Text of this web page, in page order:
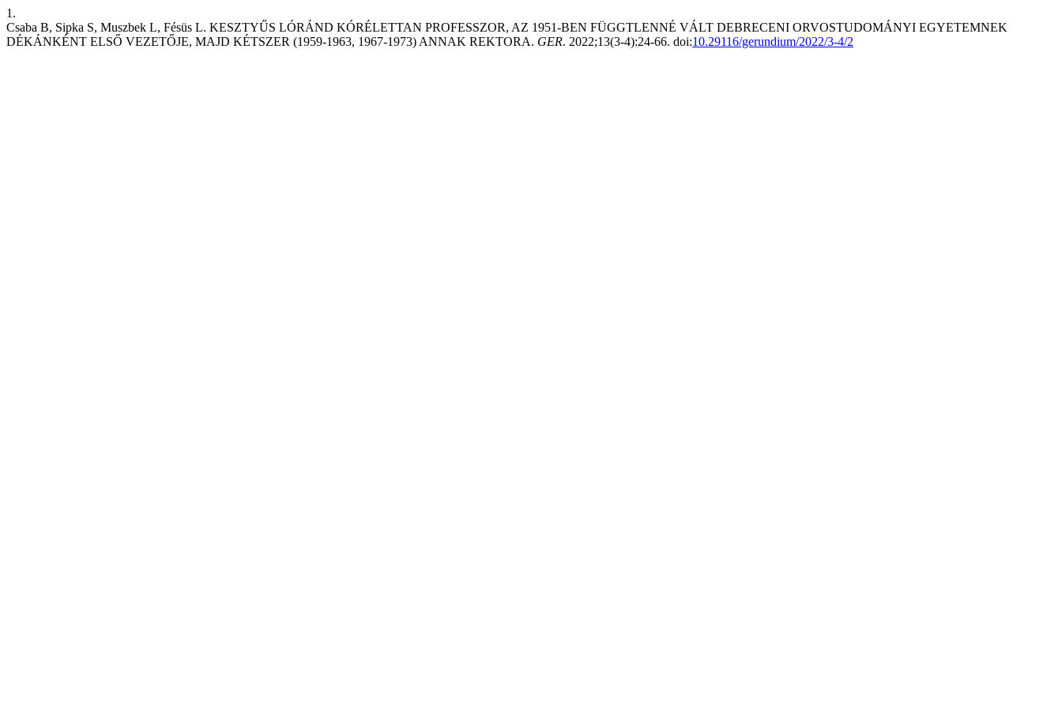
1.
Csaba B, Sipka S, Muszbek L, Fésüs L. KESZTYŰS LÓRÁND KÓRÉLETTAN PROFESSZOR, AZ 1951-BEN FÜGGTLENNÉ VÁLT DEBRECENI ORVOSTUDOMÁNYI EGYETEMNEK
DÉKÁNKÉNT ELSŐ VEZETŐJE, MAJD KÉTSZER (1959-1963, 1967-1973) ANNAK REKTORA. GER. 2022;13(3-4):24-66. doi:10.29116/gerundium/2022/3-4/2